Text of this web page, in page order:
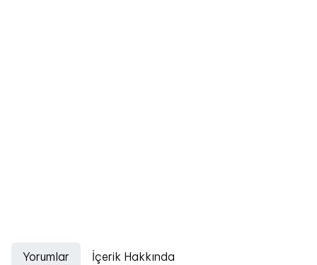
Yorumlar İçerik Hakkında